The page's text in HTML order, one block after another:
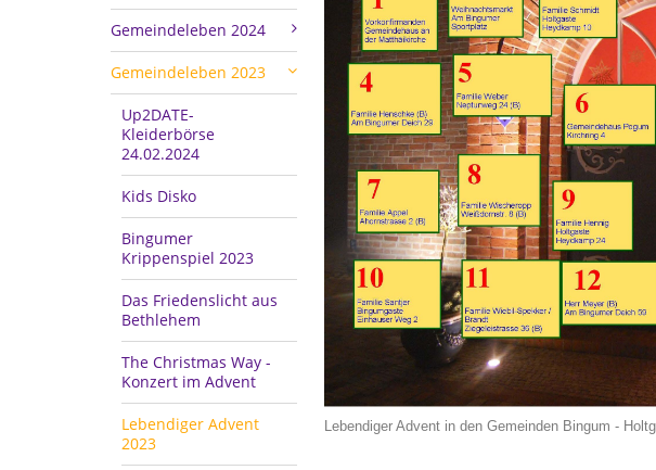
Gemeindeleben 2024
Gemeindeleben 2023
Up2DATE-
Kleiderbörse
24.02.2024
Kids Disko
Bingumer
Krippenspiel 2023
Das Friedenslicht aus
Bethlehem
The Christmas Way -
Konzert im Advent
Lebendiger Advent
2023
Lebendiger Advent in den Gemeinden Bingum -